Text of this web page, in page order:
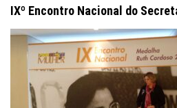
IXº Encontro Nacional do